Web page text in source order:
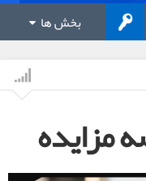
بخش ها
مزایده